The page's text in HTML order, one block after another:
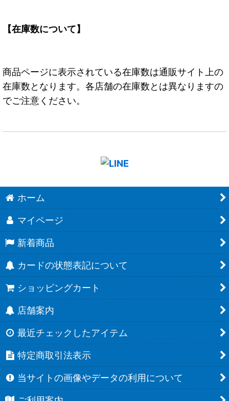
【在庫数について】
商品ページに表示されている在庫数は通販サイト上の
在庫数となります。各店舗の在庫数とは異なりますの
でご注意ください。
ホーム
マイページ
新着商品
カードの状態表記について
ショッピングカート
店舗案内
最近チェックしたアイテム
特定商取引法表示
当サイトの画像やデータの利用について